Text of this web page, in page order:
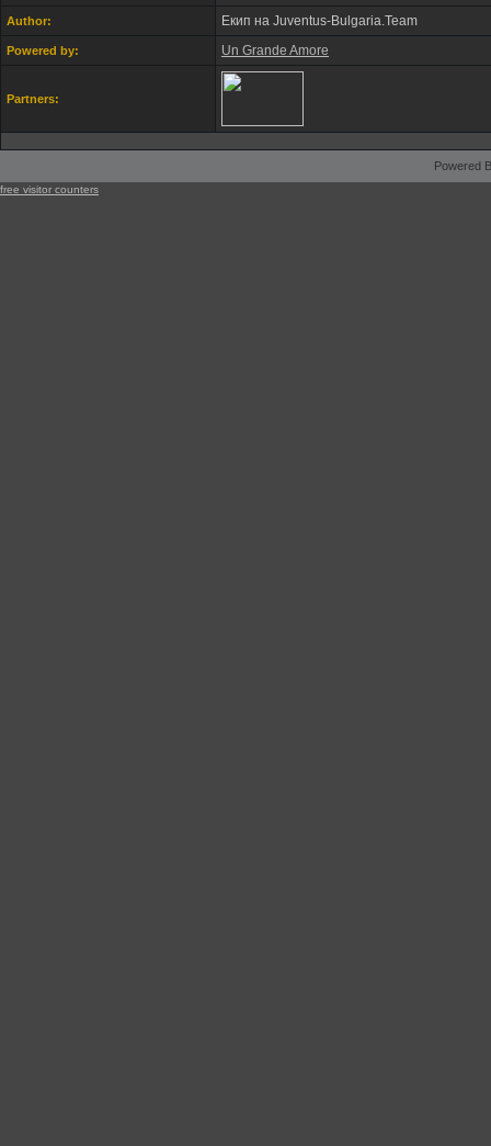
Author: Екип на Juventus-Bulgaria.Team
Powered by: Un Grande Amore
Partners:
Powered
free visitor counters